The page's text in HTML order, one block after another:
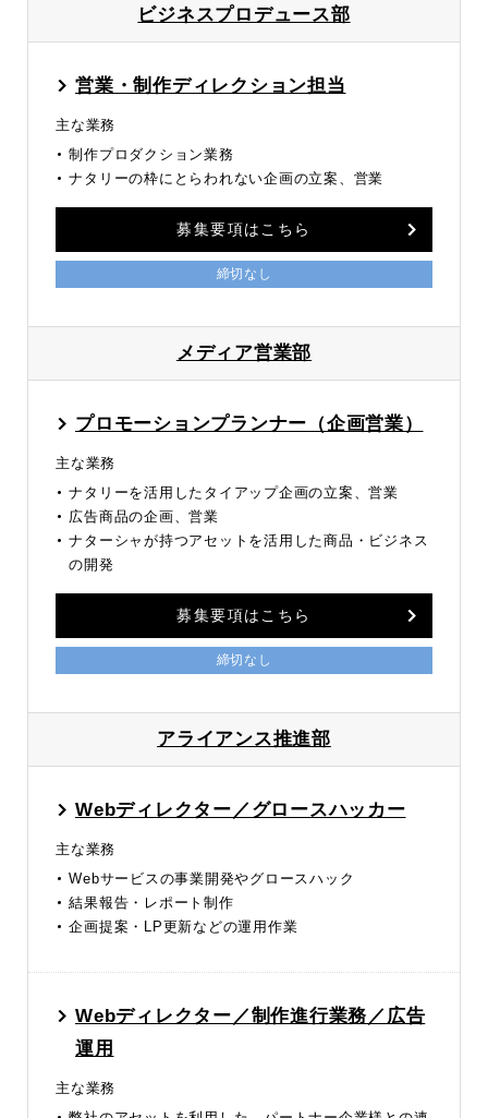
ビジネスプロデュース部
営業・制作ディレクション担当
主な業務
制作プロダクション業務
ナタリーの枠にとらわれない企画の立案、営業
募集要項はこちら
締切なし
メディア営業部
プロモーションプランナー（企画営業）
主な業務
ナタリーを活用したタイアップ企画の立案、営業
広告商品の企画、営業
ナターシャが持つアセットを活用した商品・ビジネス
の開発
募集要項はこちら
締切なし
アライアンス推進部
Webディレクター／グロースハッカー
主な業務
Webサービスの事業開発やグロースハック
結果報告・レポート制作
企画提案・LP更新などの運用作業
Webディレクター／制作進行業務／広告
運用
主な業務